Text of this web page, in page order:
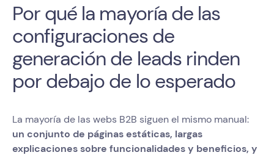
Por qué la mayoría de las
configuraciones de
generación de leads rinden
por debajo de lo esperado
La mayoría de las webs B2B siguen el mismo manual:
un conjunto de páginas estáticas, largas
explicaciones sobre funcionalidades y beneficios, y